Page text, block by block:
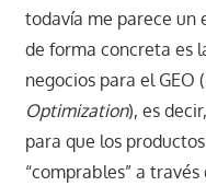
todavía me parece un
de forma concreta es
negocios para el GEO (
Optimization), es
para que los
“comprables” a